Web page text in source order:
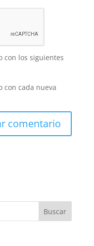
con los siguientes
con cada nueva